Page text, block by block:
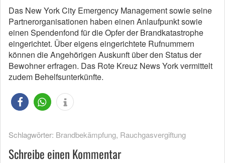
Das New York City Emergency Management sowie seine
Partnerorganisationen haben einen Anlaufpunkt sowie
einen Spendenfond für die Opfer der Brandkatastrophe
eingerichtet. Über eigens eingerichtete Rufnummern
können die Angehörigen Auskunft über den Status der
Bewohner erfragen. Das Rote Kreuz News York vermittelt
zudem Behelfsunterkünfte.
Schlagwörter: Brandbekämpfung, Rauchgasvergiftung
Schreibe einen Kommentar